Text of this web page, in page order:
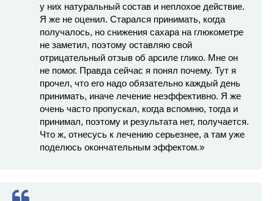
у них натуральный состав и неплохое действие.
Я же не оценил. Старался принимать, когда
получалось, но снижения сахара на глюкометре
не заметил, поэтому оставляю свой
отрицательный отзыв об арсиле глико. Мне он
не помог. Правда сейчас я понял почему. Тут я
прочел, что его надо обязательно каждый день
принимать, иначе лечение неэффективно. Я же
очень часто пропускал, когда вспомню, тогда и
принимал, поэтому и результата нет, получается.
Что ж, отнесусь к лечению серьезнее, а там уже
поделюсь окончательным эффектом.»